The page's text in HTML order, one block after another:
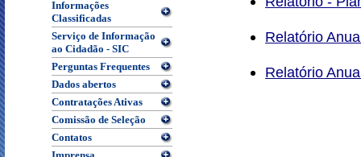
Informações
Classificadas
Serviço de Informação
ao Cidadão - SIC
Perguntas Frequentes
Dados abertos
Contratações Ativas
Comissão de Seleção
Contatos
Relatório
Relatório